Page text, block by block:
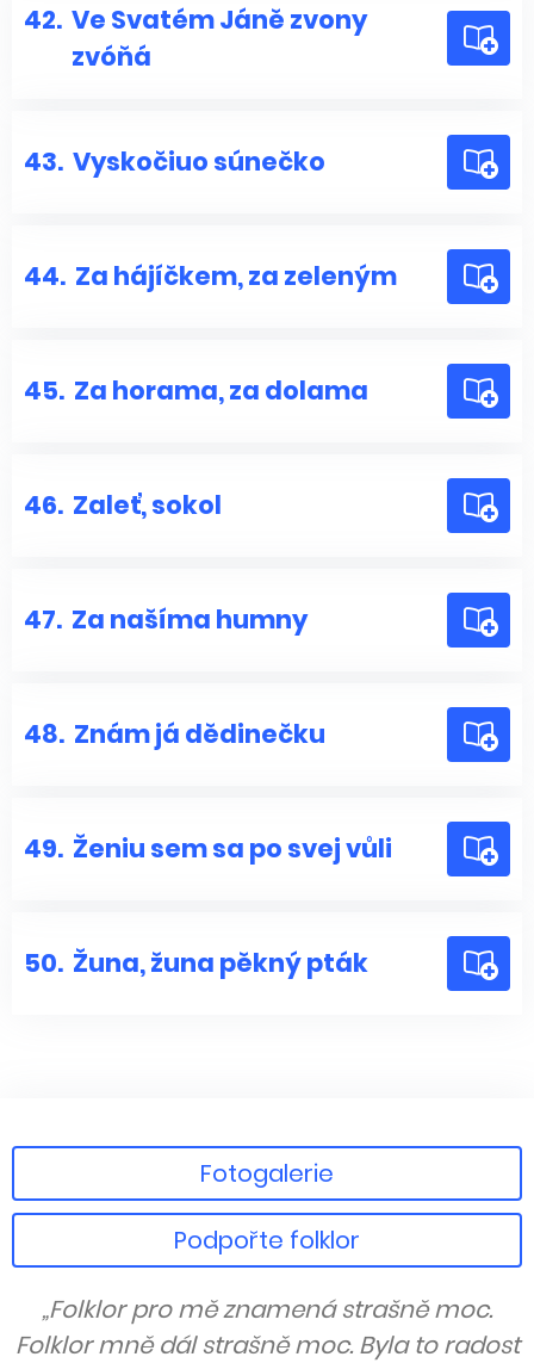
42. Ve Svatém Jáně zvony
zvóňá
43. Vyskočiuo súnečko
44. Za hájíčkem, za zeleným
45. Za horama, za dolama
46. Zaleť, sokol
47. Za našíma humny
48. Znám já dědinečku
49. Ženiu sem sa po svej vůli
50. Žuna, žuna pěkný pták
Fotogalerie
Podpořte folklor
„Folklor pro mě znamená strašně moc.
Folklor mně dál strašně moc. Byla to radost